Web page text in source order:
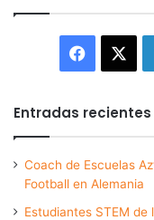
Entradas recientes
Coach de Escuelas
Football en Alemania
Estudiantes STEM